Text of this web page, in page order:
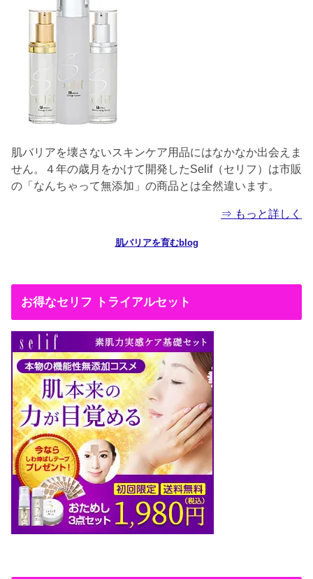
肌バリアを壊さないスキンケア用品にはなかなか出会えま
せん。４年の歳月をかけて開発したSelif（セリフ）は市販
の「なんちゃって無添加」の商品とは全然違います。
⇒ もっと詳しく
肌バリアを育むblog
お得なセリフ トライアルセット